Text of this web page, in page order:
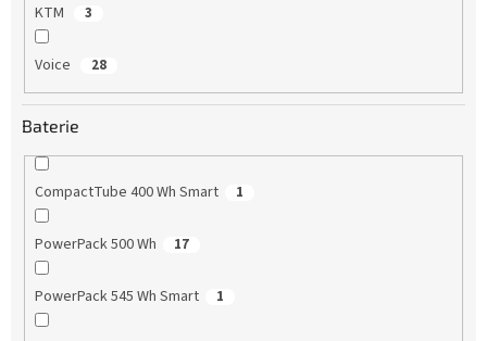
KTM 3
Voice 28
Baterie
CompactTube 400 Wh Smart 1
PowerPack 500 Wh 17
PowerPack 545 Wh Smart 1